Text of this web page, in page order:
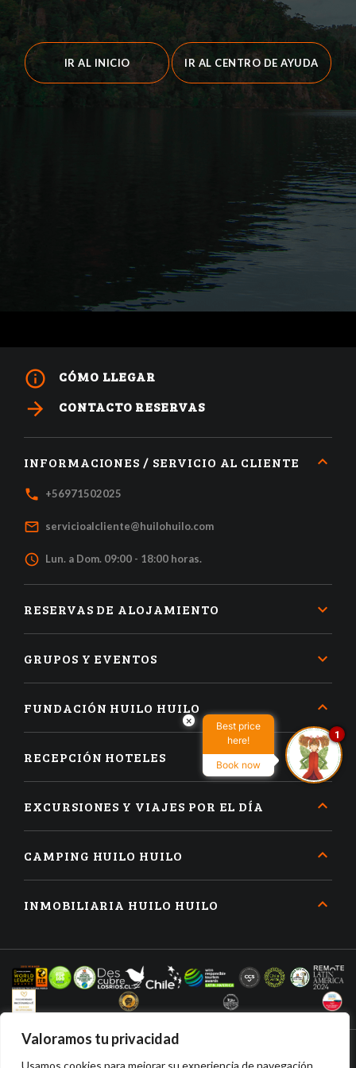
Valoramos tu privacidad
Usamos cookies para mejorar su experiencia de navegación,
IR AL INICIO IR AL CENTRO DE AYUDA
info_outline CÓMO LLEGAR
arrow_forward CONTACTO RESERVAS
INFORMACIONES / SERVICIO AL CLIENTE
local_phone +56971502025
mail_outline servicioalcliente@huilohuilo.com
access_time Lun. a Dom. 09:00 - 18:00 horas.
RESERVAS DE ALOJAMIENTO
GRUPOS Y EVENTOS
FUNDACIÓN HUILO HUILO
RECEPCIÓN HOTELES
EXCURSIONES Y VIAJES POR EL DÍA
CAMPING HUILO HUILO
INMOBILIARIA HUILO HUILO
×
Best price
here!
Book now
1